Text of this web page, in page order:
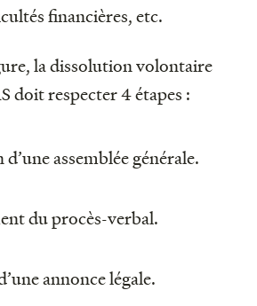
financières, etc.
la dissolution volontaire
doit respecter 4 étapes :
assemblée générale.
du procès-verbal.
annonce légale.